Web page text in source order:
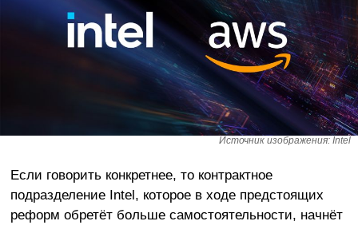
Источник изображения: Intel
Если говорить конкретнее, то контрактное
подразделение Intel, которое в ходе предстоящих
реформ обретёт больше самостоятельности, начнёт